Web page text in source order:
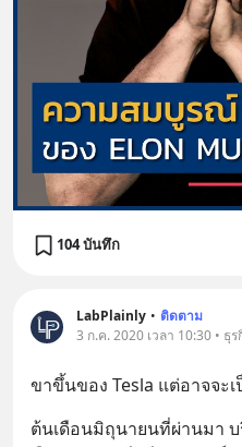
104 บันทึก
LabPlainly • ติดตาม
3 ก.ค. 2020 เวลา 10:30 • ธุร
ขาขึ้นของ Tesla แต่อาจจะ
ต้นเดือนมิถุนายนที่ผ่านมา